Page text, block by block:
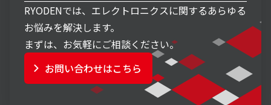
RYODENでは、エレクトロニクスに関するあらゆる
お悩みを解決します。
まずは、お気軽にご相談ください。
お問い合わせはこちら